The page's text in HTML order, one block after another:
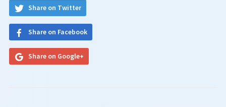
Share on Twitter
Share on Facebook
Share on Google+